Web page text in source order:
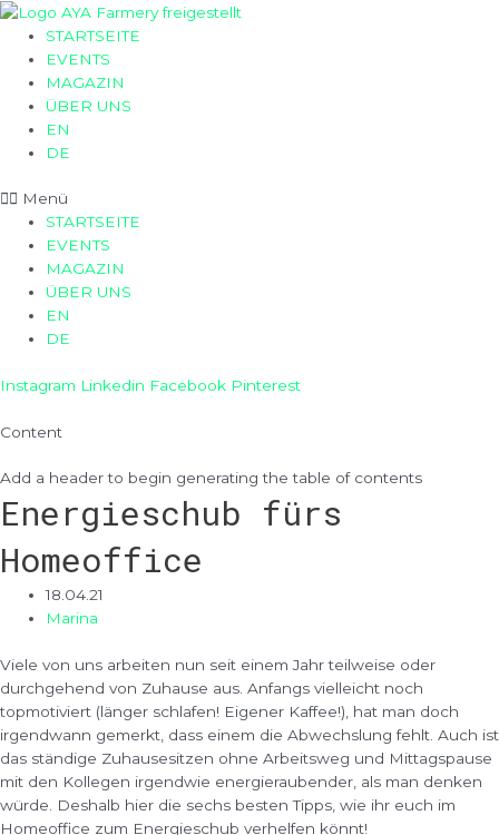
STARTSEITE
EVENTS
MAGAZIN
ÜBER UNS
EN
DE
Menü
STARTSEITE
EVENTS
MAGAZIN
ÜBER UNS
EN
DE
Instagram Linkedin Facebook Pinterest
Content
Add a header to begin generating the table of contents
Energieschub fürs
Homeoffice
18.04.21
Marina
Viele von uns arbeiten nun seit einem Jahr teilweise oder
durchgehend von Zuhause aus. Anfangs vielleicht noch
topmotiviert (länger schlafen! Eigener Kaffee!), hat man doch
irgendwann gemerkt, dass einem die Abwechslung fehlt. Auch ist
das ständige Zuhausesitzen ohne Arbeitsweg und Mittagspause
mit den Kollegen irgendwie energieraubender, als man denken
würde. Deshalb hier die sechs besten Tipps, wie ihr euch im
Homeoffice zum Energieschub verhelfen könnt!